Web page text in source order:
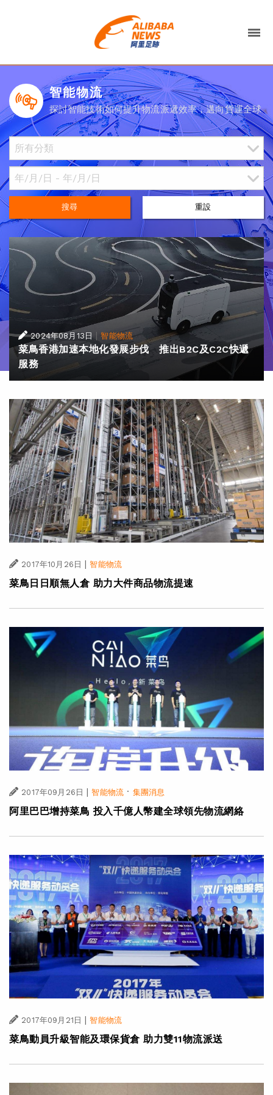
智能物流
探討智能技術如何提升物流派遞效率，邁向貨運全球
搜尋 重設
2024年08月13日 |智能物流
菜鳥香港加速本地化發展步伐 推出B2C及C2C快遞
服務
2017年10月26日 | 智能物流
菜鳥日日順無人倉 助力大件商品物流提速
2017年09月26日 | 智能物流 · 集團消息
阿里巴巴增持菜鳥 投入千億人幣建全球領先物流網絡
2017年09月21日 | 智能物流
菜鳥動員升級智能及環保貨倉 助力雙11物流派送